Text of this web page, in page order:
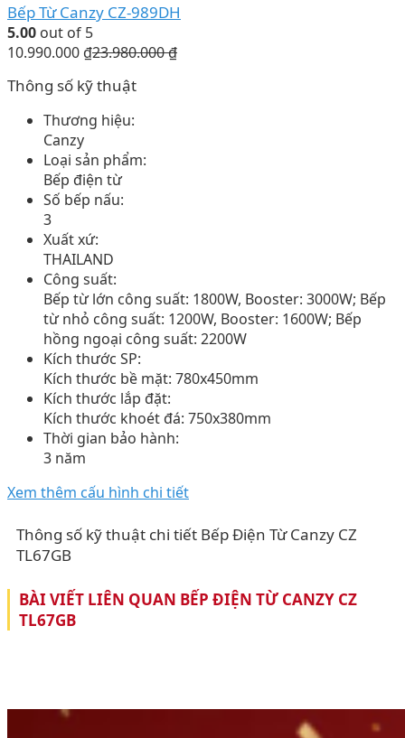
Bếp Từ Canzy CZ-989DH
5.00 out of 5
10.990.000 ₫23.980.000₫
Thông số kỹ thuật
Thương hiệu:
Canzy
Loại sản phẩm:
Bếp điện từ
Số bếp nấu:
3
Xuất xứ:
THAILAND
Công suất:
Bếp từ lớn công suất: 1800W, Booster: 3000W; Bếp
từ nhỏ công suất: 1200W, Booster: 1600W; Bếp
hồng ngoại công suất: 2200W
Kích thước SP:
Kích thước bề mặt: 780x450mm
Kích thước lắp đặt:
Kích thước khoét đá: 750x380mm
Thời gian bảo hành:
3 năm
Xem thêm cấu hình chi tiết
Thông số kỹ thuật chi tiết Bếp Điện Từ Canzy CZ
TL67GB
BÀI VIẾT LIÊN QUAN BẾP ĐIỆN TỪ CANZY CZ
TL67GB